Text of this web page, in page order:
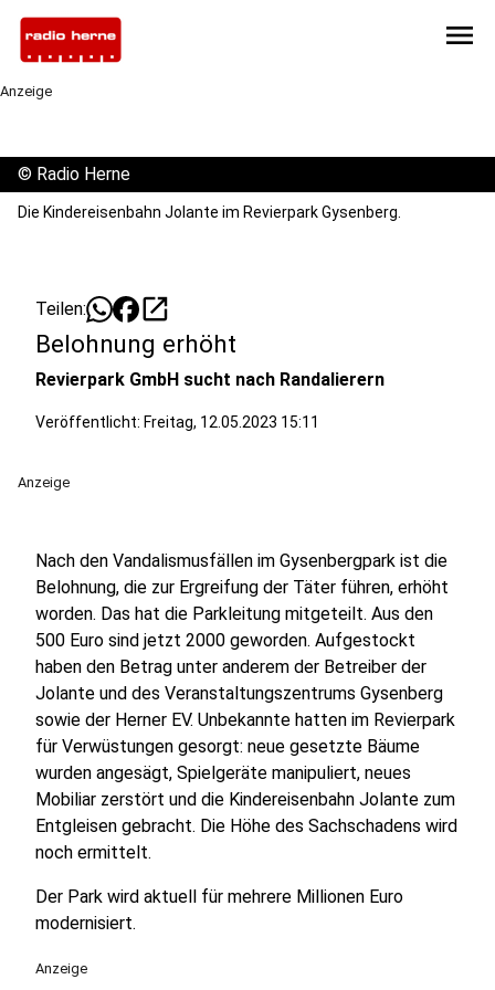
menu
Anzeige
© Radio Herne
Die Kindereisenbahn Jolante im Revierpark Gysenberg.
Teilen: open_in_new
Belohnung erhöht
Revierpark GmbH sucht nach Randalierern
Veröffentlicht: Freitag, 12.05.2023 15:11
Anzeige
Nach den Vandalismusfällen im Gysenbergpark ist die
Belohnung, die zur Ergreifung der Täter führen, erhöht
worden. Das hat die Parkleitung mitgeteilt. Aus den
500 Euro sind jetzt 2000 geworden. Aufgestockt
haben den Betrag unter anderem der Betreiber der
Jolante und des Veranstaltungszentrums Gysenberg
sowie der Herner EV. Unbekannte hatten im Revierpark
für Verwüstungen gesorgt: neue gesetzte Bäume
wurden angesägt, Spielgeräte manipuliert, neues
Mobiliar zerstört und die Kindereisenbahn Jolante zum
Entgleisen gebracht. Die Höhe des Sachschadens wird
noch ermittelt.
Der Park wird aktuell für mehrere Millionen Euro
modernisiert.
Anzeige